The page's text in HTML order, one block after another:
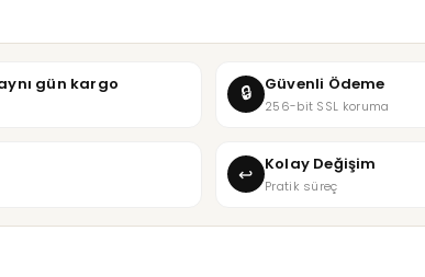
gün kargo 🔒 Güvenli Ödeme
256-bit SSL koruma
↩ Kolay Değişim
Pratik süreç